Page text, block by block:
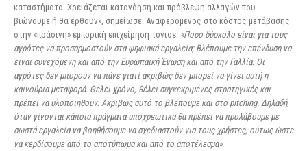
καταστήματα. Χρειάζεται κατανόηση και πρόβλεψη αλλαγών που
βιώνουμε ή θα έρθουν», σημείωσε. Αναφερόμενος στο κόστος μετάβασης
στην «πράσινη» εμπορική επιχείρηση τόνισε: «Πόσο δύσκολο είναι για τους
αγρότες να προσαρμοστούν στα ψηφιακά εργαλεία; Βλέπουμε την επένδυση να
είναι συνεχόμενη και από την Ευρωπαϊκή Ένωση και από την Γαλλία. Οι
αγρότες δεν μπορούν να πάνε γιατί ακριβώς δεν μπορεί να γίνει αυτή η
καινούρια μεταφορά. Θέλει χρόνο, θέλει συγκεκριμένες στρατηγικές και
πρέπει να υλοποιηθούν. Ακριβώς αυτό το βλέπουμε και στο pitching. Δηλαδή,
όταν γίνονται κάποια πράγματα υποχρεωτικά θα πρέπει να προλάβουμε με
σωστά εργαλεία να βοηθήσουμε να σχεδιαστούν για τους χρήστες, ούτως ώστε
να κερδίσουμε από το αποτύπωμα και από το αποτέλεσμα».